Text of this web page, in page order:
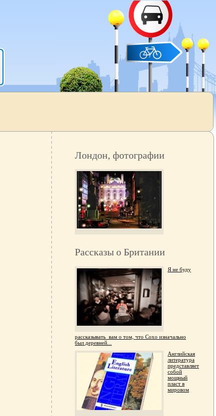
Лондон, фотографии
Рассказы о Британии
Я не буду
рассказывать вам о том, что Сохо изначально
был деревней...
Английская
литература
представляет
собой
мощный
пласт в
мировом